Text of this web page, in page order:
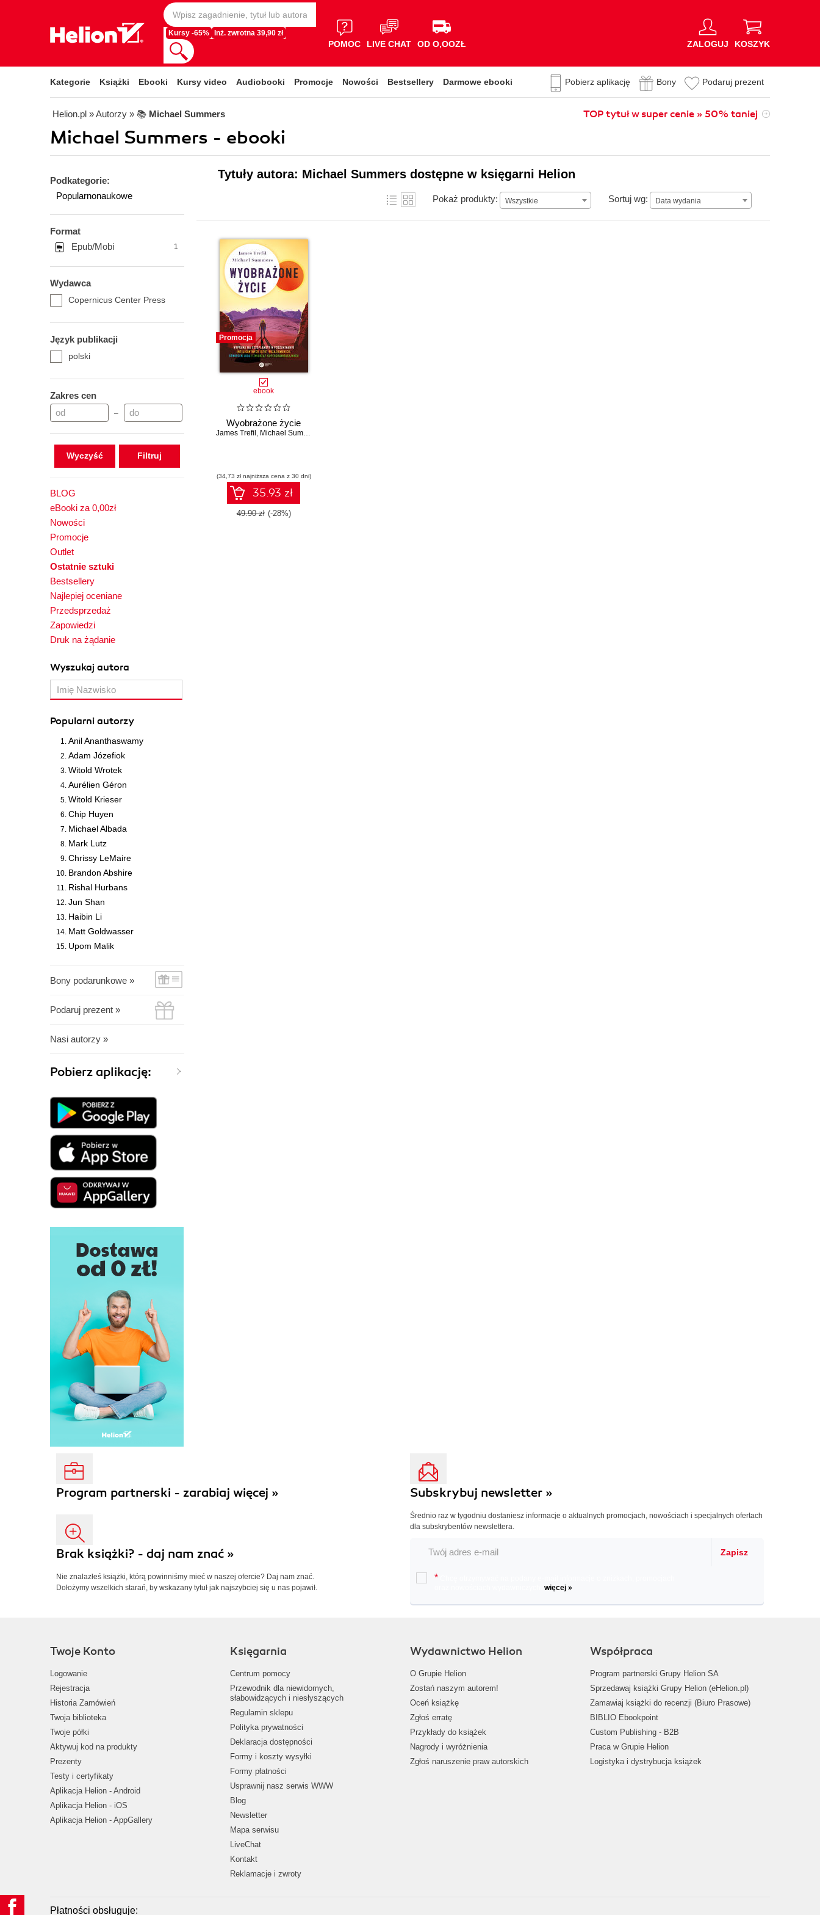
Kursy -65% Inż. zwrotna 39,90 zł
POMOC LIVE CHAT OD O,OOZŁ ZALOGUJ KOSZYK
Kategorie Książki Ebooki Kursy video Audiobooki Promocje Nowości Bestsellery Darmowe ebooki Pobierz aplikację Bony Podaruj prezent
Helion.pl » Autorzy » 📚 Michael Summers TOP tytuł w super cenie » 50% taniej
Michael Summers - ebooki
Podkategorie:
Popularnonaukowe
Format
Epub/Mobi
1
Wydawca
Copernicus Center Press
Język publikacji
polski
Zakres cen
–
Wyczyść
BLOG
eBooki za 0,00zł
Nowości
Promocje
Outlet
Ostatnie sztuki
Bestsellery
Najlepiej oceniane
Przedsprzedaż
Zapowiedzi
Druk na żądanie
Wyszukaj autora
Popularni autorzy
Anil Ananthaswamy
Adam Józefiok
Witold Wrotek
Aurélien Géron
Witold Krieser
Chip Huyen
Michael Albada
Mark Lutz
Chrissy LeMaire
Brandon Abshire
Rishal Hurbans
Jun Shan
Haibin Li
Matt Goldwasser
Upom Malik
Bony podarunkowe »
Podaruj prezent »
Nasi autorzy »
Pobierz aplikację:
Tytuły autora: Michael Summers dostępne w księgarni Helion
Pokaż produkty: Wszystkie Sortuj wg: Data wydania
Data wydania
Promocja
ebook
Wyobrażone życie
James Trefil , Michael Summers
(34,73 zł najniższa cena z 30 dni)
35.93 zł
49.90 zł (-28%)
Program partnerski - zarabiaj więcej »
Brak książki? - daj nam znać »
Nie znalazłeś książki, którą powinniśmy mieć w naszej ofercie? Daj nam znać.
Dołożymy wszelkich starań, by wskazany tytuł jak najszybciej się u nas pojawił.
Subskrybuj newsletter »
Średnio raz w tygodniu dostaniesz informacje o aktualnych promocjach, nowościach i specjalnych ofertach
dla subskrybentów newslettera.
Zapisz
*
więcej »
Twoje Konto
Logowanie
Rejestracja
Historia Zamówień
Twoja biblioteka
Twoje półki
Aktywuj kod na produkty
Prezenty
Testy i certyfikaty
Aplikacja Helion - Android
Aplikacja Helion - iOS
Aplikacja Helion - AppGallery
Księgarnia
Centrum pomocy
Przewodnik dla niewidomych,
słabowidzących i niesłyszących
Regulamin sklepu
Polityka prywatności
Deklaracja dostępności
Formy i koszty wysyłki
Formy płatności
Usprawnij nasz serwis WWW
Blog
Newsletter
Mapa serwisu
LiveChat
Kontakt
Reklamacje i zwroty
Wydawnictwo Helion
O Grupie Helion
Zostań naszym autorem!
Oceń książkę
Zgłoś erratę
Przykłady do książek
Nagrody i wyróżnienia
Zgłoś naruszenie praw autorskich
Współpraca
Program partnerski Grupy Helion SA
Sprzedawaj książki Grupy Helion (eHelion.pl)
Zamawiaj książki do recenzji (Biuro Prasowe)
BIBLIO Ebookpoint
Custom Publishing - B2B
Praca w Grupie Helion
Logistyka i dystrybucja książek
Płatności obsługuje: